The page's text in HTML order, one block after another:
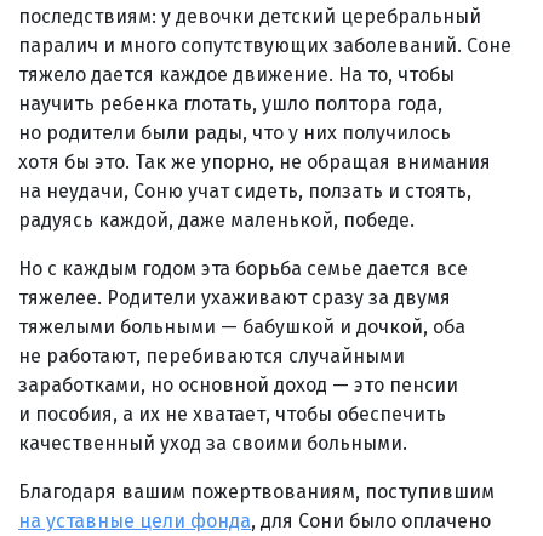
последствиям: у девочки детский церебральный
паралич и много сопутствующих заболеваний. Соне
тяжело дается каждое движение. На то, чтобы
научить ребенка глотать, ушло полтора года,
но родители были рады, что у них получилось
хотя бы это. Так же упорно, не обращая внимания
на неудачи, Соню учат сидеть, ползать и стоять,
радуясь каждой, даже маленькой, победе.
Но с каждым годом эта борьба семье дается все
тяжелее. Родители ухаживают сразу за двумя
тяжелыми больными — бабушкой и дочкой, оба
не работают, перебиваются случайными
заработками, но основной доход — это пенсии
и пособия, а их не хватает, чтобы обеспечить
качественный уход за своими больными.
Благодаря вашим пожертвованиям, поступившим
на уставные цели фонда, для Сони было оплачено